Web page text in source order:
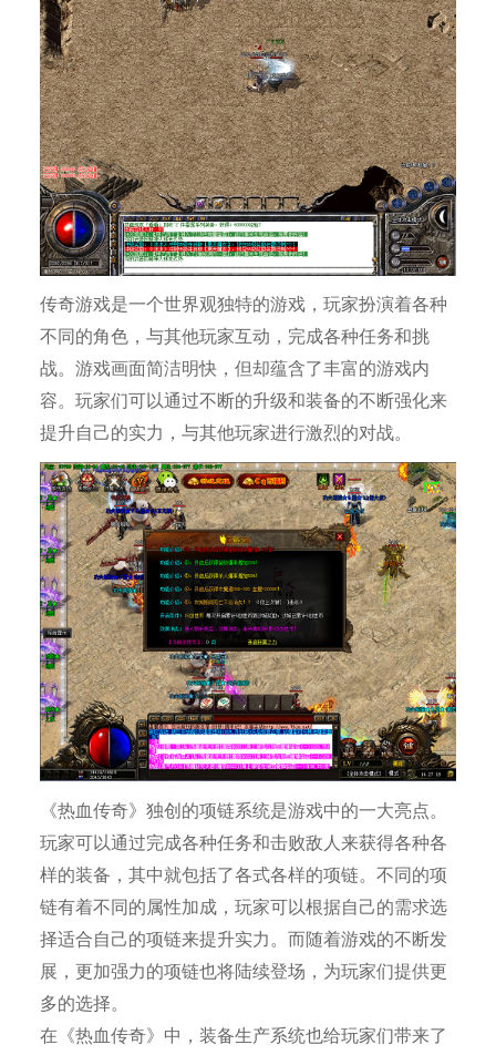
传奇游戏是一个世界观独特的游戏，玩家扮演着各种
不同的角色，与其他玩家互动，完成各种任务和挑
战。游戏画面简洁明快，但却蕴含了丰富的游戏内
容。玩家们可以通过不断的升级和装备的不断强化来
提升自己的实力，与其他玩家进行激烈的对战。
《热血传奇》独创的项链系统是游戏中的一大亮点。
玩家可以通过完成各种任务和击败敌人来获得各种各
样的装备，其中就包括了各式各样的项链。不同的项
链有着不同的属性加成，玩家可以根据自己的需求选
择适合自己的项链来提升实力。而随着游戏的不断发
展，更加强力的项链也将陆续登场，为玩家们提供更
多的选择。
在《热血传奇》中，装备生产系统也给玩家们带来了